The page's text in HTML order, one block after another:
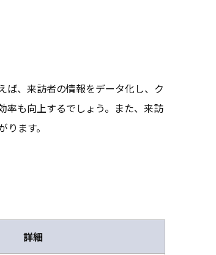
ば、来訪者の情報をデータ化し、ク
率も向上するでしょう。また、来訪
ます。
詳細